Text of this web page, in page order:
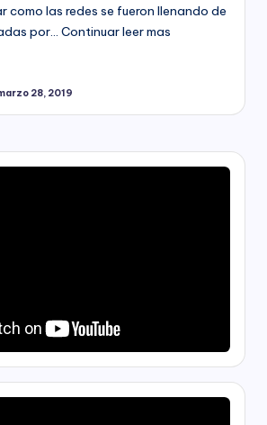
como las redes se fueron llenando de
por… Continuar leer mas
28, 2019